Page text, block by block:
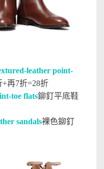
leather point-
再7折=28折
toe flats鉚釘平底鞋
sandals裸色鉚釘